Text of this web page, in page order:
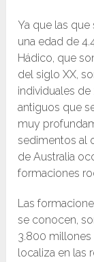
Ya que las
una edad de
Hádico, que
del siglo XX,
individuales
antiguos que
muy
sedimentos al
de Australia
formaciones
Las
se conocen,
3.800 millones
localiza en las